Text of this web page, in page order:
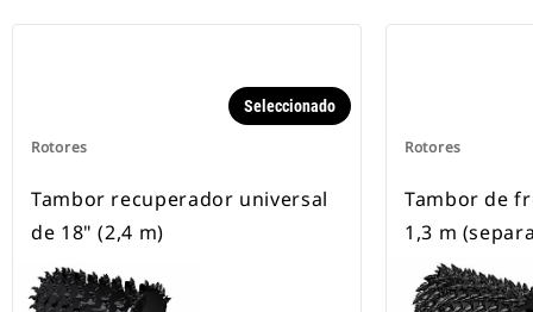
Rotores
Seleccionado
Tambor recuperador universal
de 18" (2,4 m)
Rotores
Tambor de
1,3 m